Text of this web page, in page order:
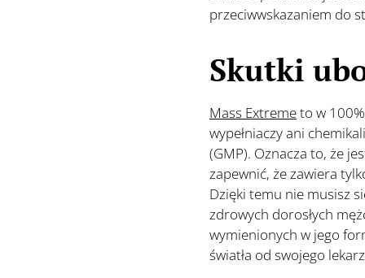
przeciwwskazaniem do
Skutki
Mass Extremeto w
wypełniaczy ani
(GMP). Oznacza to, że
zapewnić, że zawiera
Dzięki temu nie musisz
zdrowych dorosłych
wymienionych w jego
światła od swojego